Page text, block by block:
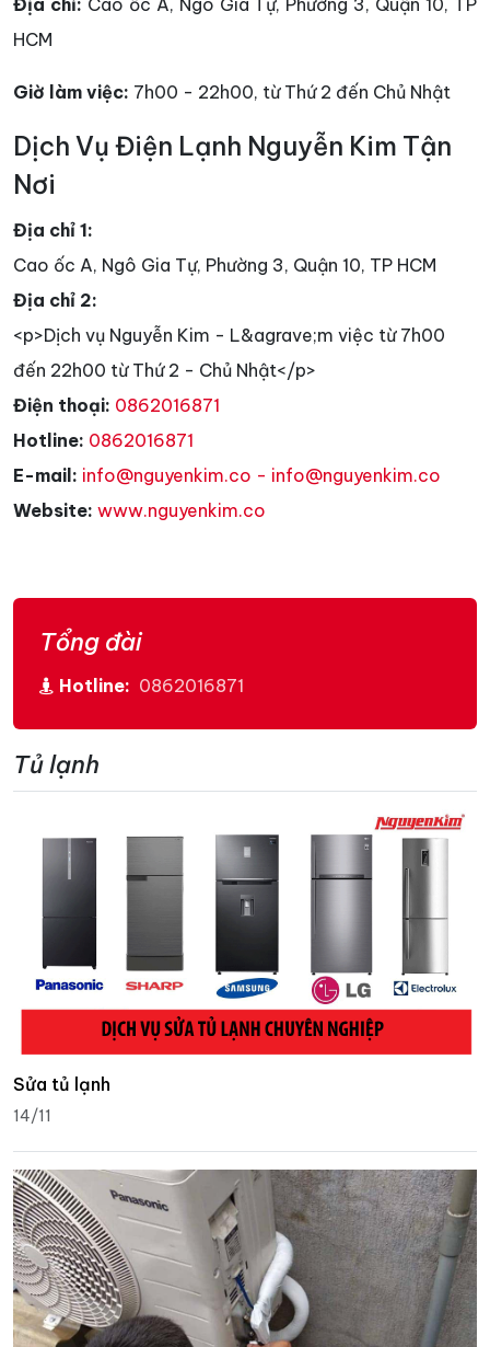
Địa chỉ: Cao ốc A, Ngô Gia Tự, Phường 3, Quận 10, TP
HCM
Giờ làm việc: 7h00 - 22h00, từ Thứ 2 đến Chủ Nhật
Dịch Vụ Điện Lạnh Nguyễn Kim Tận
Nơi
Địa chỉ 1:
Cao ốc A, Ngô Gia Tự, Phường 3, Quận 10, TP HCM
Địa chỉ 2:
<p>Dịch vụ Nguyễn Kim - L&agrave;m việc từ 7h00
đến 22h00 từ Thứ 2 - Chủ Nhật</p>
Điện thoại: 0862016871
Hotline: 0862016871
E-mail: info@nguyenkim.co - info@nguyenkim.co
Website: www.nguyenkim.co
Tổng đài
Hotline: 0862016871
Tủ lạnh
Sửa tủ lạnh
14/11